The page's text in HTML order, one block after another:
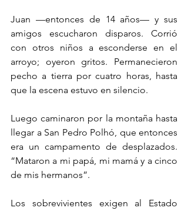
Juan —entonces de 14 años— y sus
amigos escucharon disparos. Corrió
con otros niños a esconderse en el
arroyo; oyeron gritos. Permanecieron
pecho a tierra por cuatro horas, hasta
que la escena estuvo en silencio.
Luego caminaron por la montaña hasta
llegar a San Pedro Polhó, que entonces
era un campamento de desplazados.
“Mataron a mi papá, mi mamá y a cinco
de mis hermanos”.
Los sobrevivientes exigen al Estado